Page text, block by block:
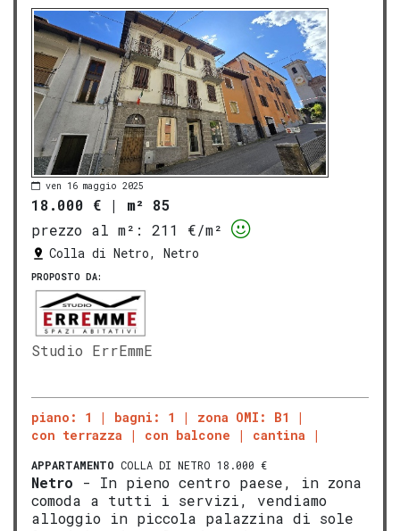
ven 16 maggio 2025
18.000 € | m² 85
prezzo al m²:
211 €/m²
Colla di Netro, Netro
PROPOSTO DA:
Studio ErrEmmE
piano: 1 bagni: 1
zona OMI: B1
con terrazza
con balcone cantina
APPARTAMENTO COLLA DI NETRO 18.000 €
Netro - In pieno centro paese, in zona
comoda a tutti i servizi, vendiamo
alloggio in piccola palazzina di sole